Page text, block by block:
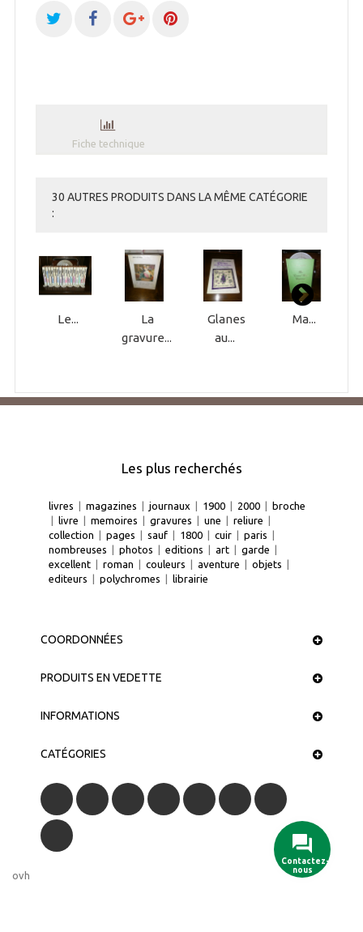
Fiche technique
30 AUTRES PRODUITS DANS LA MÊME CATÉGORIE
:
Le...
La
gravure...
Glanes
au...
Ma...
Les plus recherchés
livres | magazines | journaux | 1900 | 2000 | broche
| livre | memoires | gravures | une | reliure |
collection | pages | sauf | 1800 | cuir | paris |
nombreuses | photos | editions | art | garde |
excellent | roman | couleurs | aventure | objets |
editeurs | polychromes | librairie
COORDONNÉES
PRODUITS EN VEDETTE
INFORMATIONS
CATÉGORIES
Contactez-
nous
ovh